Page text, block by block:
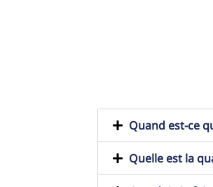
Quand est-ce
Quelle est la